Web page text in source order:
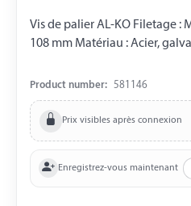
Vis de palier AL-KO Filetage :
108 mm Matériau : Acier,
Product number: 581146
Prix visibles après connexion
Enregistrez-vous maintenant